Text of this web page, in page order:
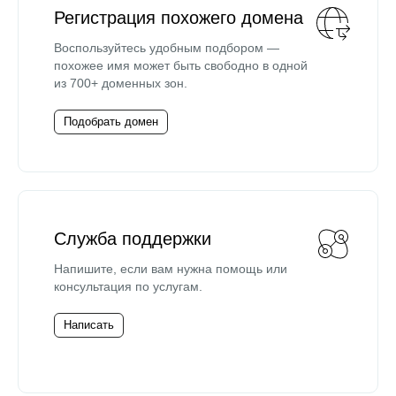
Регистрация похожего домена
Воспользуйтесь удобным подбором —
похожее имя может быть свободно в одной
из 700+ доменных зон.
Подобрать домен
Служба поддержки
Напишите, если вам нужна помощь или
консультация по услугам.
Написать